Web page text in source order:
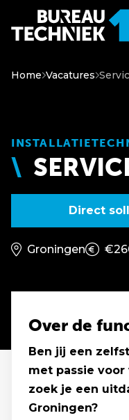
Home Vacatures
Direct
Groningen
Over de
Ben jij een
met passie
zoek je een
Groningen?